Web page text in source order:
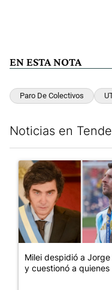
EN ESTA NOTA
Paro De Colectivos
Noticias en
Un artículo de
Milei despidió a Jorge
y cuestionó a quienes